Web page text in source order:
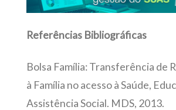
Referências Bibliográficas
Bolsa Família: Transferência de
à Família no acesso à Saúde,
Assistência Social. MDS, 2013.